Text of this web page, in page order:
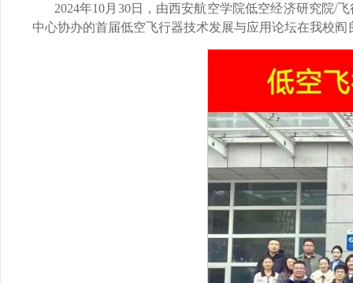
2024年10月30日，由西安航空学院低空经济研究院/
中心协办的首届低空飞行器技术发展与应用论坛在我校阎